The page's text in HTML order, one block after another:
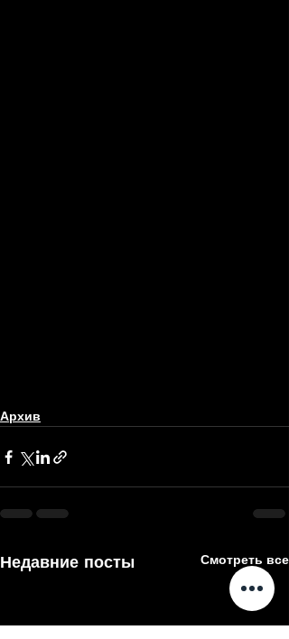
Архив
Недавние посты Смотреть все